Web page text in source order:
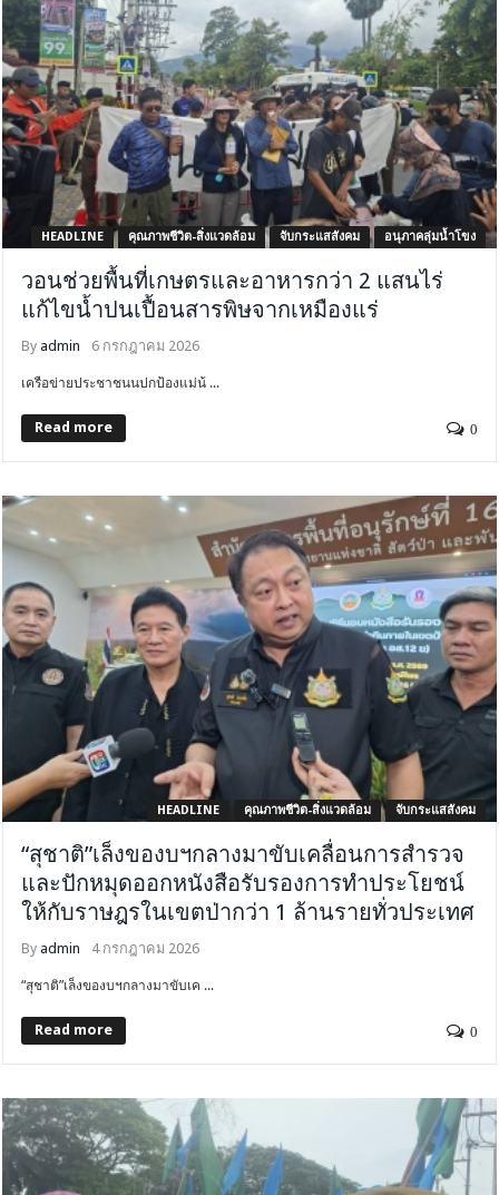
HEADLINE คุณภาพชีวิต-สิ่งแวดล้อม จับกระแสสังคม อนุภาคลุ่มน้ำโขง
วอนช่วยพื้นที่เกษตรและอาหารกว่า 2 แสนไร่
แก้ไขน้ำปนเปื้อนสารพิษจากเหมืองแร่
By admin 6 กรกฎาคม 2026
เครือข่ายประชาชนนปกป้องแม่น้ ...
Read more 0
HEADLINE คุณภาพชีวิต-สิ่งแวดล้อม จับกระแสสังคม
“สุชาติ”เล็งของบฯกลางมาขับเคลื่อนการสำรวจ
และปักหมุดออกหนังสือรับรองการทำประโยชน์
ให้กับราษฎรในเขตป่ากว่า 1 ล้านรายทั่วประเทศ
By admin 4 กรกฎาคม 2026
“สุชาติ”เล็งของบฯกลางมาขับเค ...
Read more 0